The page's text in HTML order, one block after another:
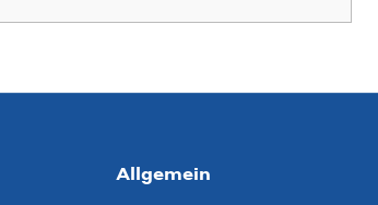
Allgemein